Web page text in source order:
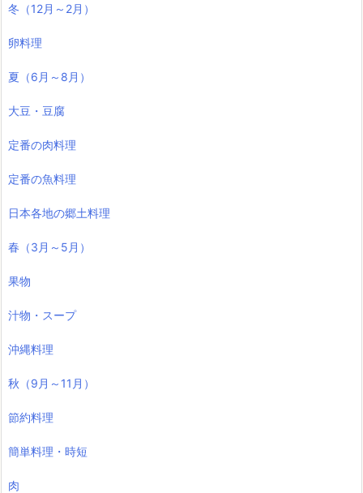
冬（12月～2月）
卵料理
夏（6月～8月）
大豆・豆腐
定番の肉料理
定番の魚料理
日本各地の郷土料理
春（3月～5月）
果物
汁物・スープ
沖縄料理
秋（9月～11月）
節約料理
簡単料理・時短
肉